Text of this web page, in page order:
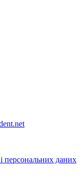
персональних даних